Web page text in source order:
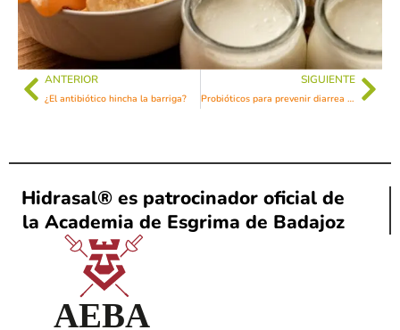
ANTERIOR
¿El antibiótico hincha la barriga?
SIGUIENTE
Probióticos para prevenir diarrea del viajero
Hidrasal® es patrocinador oficial de
la Academia de Esgrima de Badajoz